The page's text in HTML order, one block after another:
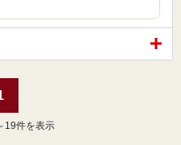
19件を表示